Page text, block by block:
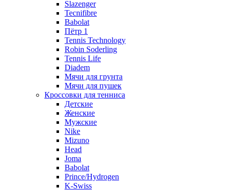
Slazenger
Tecnifibre
Babolat
Пётр 1
Tennis Technology
Robin Soderling
Tennis Life
Diadem
Мячи для грунта
Мячи для пушек
Кроссовки для тенниса
Детские
Женские
Мужские
Nike
Mizuno
Head
Joma
Babolat
Prince/Hydrogen
K-Swiss